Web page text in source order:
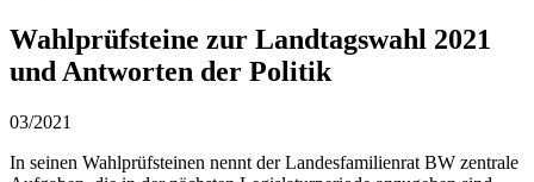
Wahlprüfsteine zur Landtagswahl 2021
und Antworten der Politik
03/2021
In seinen Wahlprüfsteinen nennt der Landesfamilienrat BW zentrale